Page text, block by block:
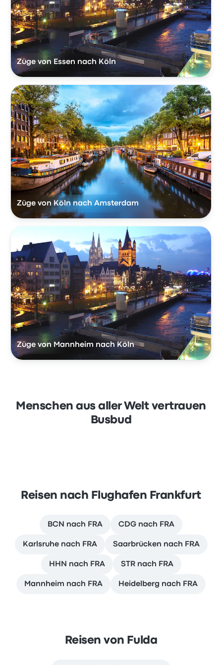
Züge von Essen nach Köln
Züge von Köln nach Amsterdam
Züge von Mannheim nach Köln
Menschen aus aller Welt vertrauen
Busbud
Reisen nach Flughafen Frankfurt
BCN nach FRA CDG nach FRA
Karlsruhe nach FRA Saarbrücken nach FRA
HHN nach FRA STR nach FRA
Mannheim nach FRA Heidelberg nach FRA
Reisen von Fulda